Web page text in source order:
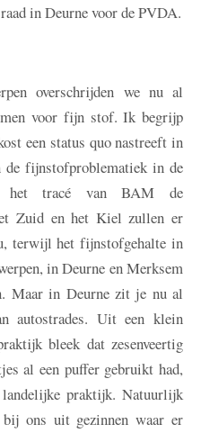
in Deurne voor de PVDA.
overschrijden we nu al
voor fijn stof. Ik begrijp
een status quo nastreeft in
de fijnstofproblematiek in de
het tracé van BAM de
Zuid en het Kiel zullen er
terwijl het fijnstofgehalte in
in Deurne en Merksem
Maar in Deurne zit je nu al
autostrades. Uit een klein
bleek dat zesenveertig
al een puffer gebruikt had,
praktijk. Natuurlijk
ons uit gezinnen waar er